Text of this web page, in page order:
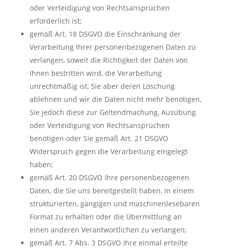
oder Verteidigung von Rechtsansprüchen
erforderlich ist;
gemäß Art. 18 DSGVO die Einschränkung der
Verarbeitung Ihrer personenbezogenen Daten zu
verlangen, soweit die Richtigkeit der Daten von
Ihnen bestritten wird, die Verarbeitung
unrechtmäßig ist, Sie aber deren Löschung
ablehnen und wir die Daten nicht mehr benötigen,
Sie jedoch diese zur Geltendmachung, Ausübung
oder Verteidigung von Rechtsansprüchen
benötigen oder Sie gemäß Art. 21 DSGVO
Widerspruch gegen die Verarbeitung eingelegt
haben;
gemäß Art. 20 DSGVO Ihre personenbezogenen
Daten, die Sie uns bereitgestellt haben, in einem
strukturierten, gängigen und maschinenlesebaren
Format zu erhalten oder die Übermittlung an
einen anderen Verantwortlichen zu verlangen;
gemäß Art. 7 Abs. 3 DSGVO Ihre einmal erteilte